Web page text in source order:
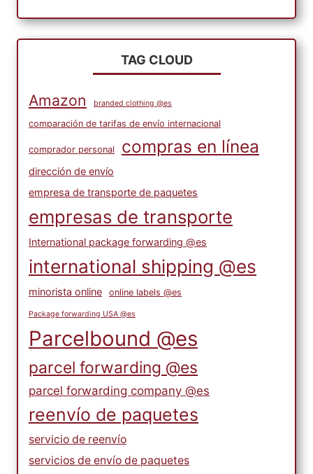
TAG CLOUD
Amazon branded clothing @es
comparación de tarifas de envío internacional
comprador personal compras en línea
dirección de envío
empresa de transporte de paquetes
empresas de transporte
International package forwarding @es
international shipping @es
minorista online online labels @es
Package forwarding USA @es
Parcelbound @es
parcel forwarding @es
parcel forwarding company @es
reenvío de paquetes
servicio de reenvío
servicios de envío de paquetes